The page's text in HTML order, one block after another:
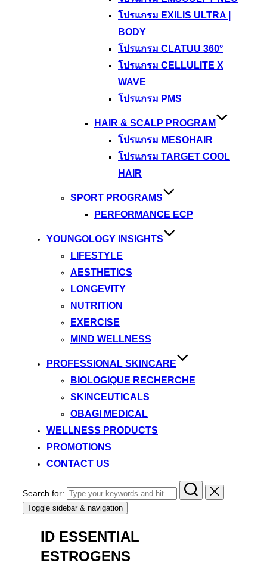
โปรแกรม EXILIS ULTRA |
BODY
โปรแกรม CLATUU 360°
โปรแกรม CELLULITE X
WAVE
โปรแกรม PMS
HAIR & SCALP PROGRAM
โปรแกรม MESOHAIR
โปรแกรม TARGET COOL
HAIR
SPORT PROGRAMS
PERFORMANCE ECP
YOUNGOLOGY INSIGHTS
LIFESTYLE
AESTHETICS
LONGEVITY
NUTRITION
EXERCISE
MIND WELLNESS
PROFESSIONAL SKINCARE
BIOLOGIQUE RECHERCHE
SKINCEUTICALS
OBAGI MEDICAL
WELLNESS PRODUCTS
PROMOTIONS
CONTACT US
Search for:
Toggle sidebar & navigation
ID ESSENTIAL
ESTROGENS